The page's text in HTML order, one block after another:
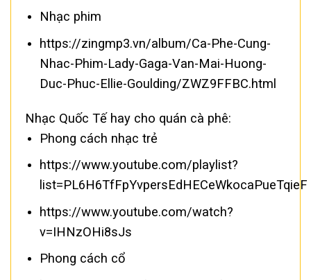
Nhạc phim
https://zingmp3.vn/album/Ca-Phe-Cung-
Nhac-Phim-Lady-Gaga-Van-Mai-Huong-
Duc-Phuc-Ellie-Goulding/ZWZ9FFBC.html
Nhạc Quốc Tế hay cho quán cà phê:
Phong cách nhạc trẻ
https://www.youtube.com/playlist?
list=PL6H6TfFpYvpersEdHECeWkocaPueTqieF
https://www.youtube.com/watch?
v=IHNzOHi8sJs
Phong cách cổ